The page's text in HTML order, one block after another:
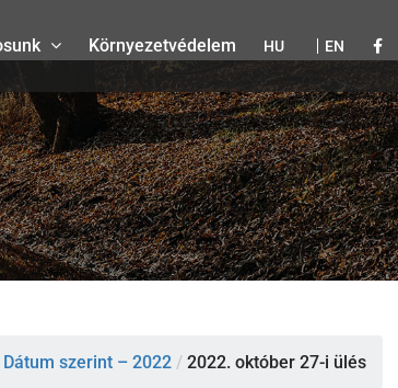
Környezetvédelem HU EN
Dátum szerint – 2022 / 2022. október 27-i ülés